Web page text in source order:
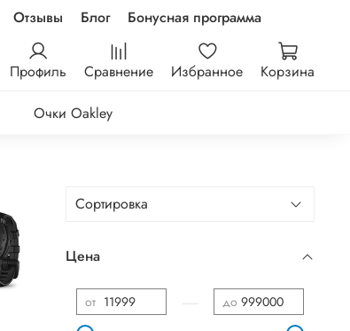
Отзывы Блог Бонусная программа
Профиль Сравнение Избранное Корзина
Очки Oakley
Цена
от до